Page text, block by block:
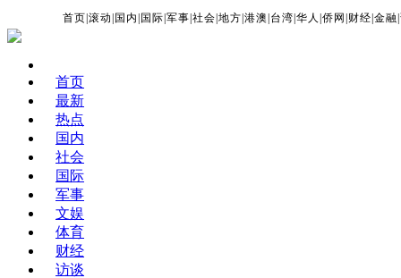
首页 |滚动 国内 国际 |军事 |社会 |地方 |港澳 台湾 |华人 |侨网 财经 |金融 |
首页
最新
热点
国内
社会
国际
军事
文娱
体育
财经
访谈